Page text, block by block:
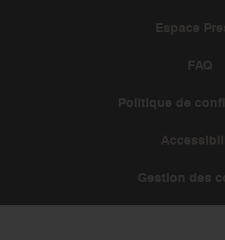
Espace
FAQ
Politique de
Gestion des